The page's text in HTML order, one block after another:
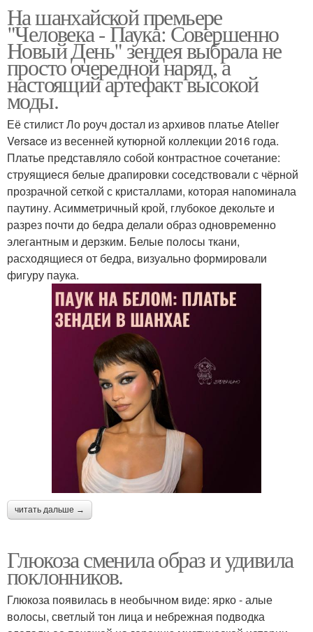
На шанхайской премьере
"Человека - Паука: Совершенно
Новый День" зендея выбрала не
просто очередной наряд, а
настоящий артефакт высокой
моды.
Её стилист Ло роуч достал из архивов платье Atelier
Versace из весенней кутюрной коллекции 2016 года.
Платье представляло собой контрастное сочетание:
струящиеся белые драпировки соседствовали с чёрной
прозрачной сеткой с кристаллами, которая напоминала
паутину. Асимметричный крой, глубокое декольте и
разрез почти до бедра делали образ одновременно
элегантным и дерзким. Белые полосы ткани,
расходящиеся от бедра, визуально формировали
фигуру паука.
читать дальше →
Глюкоза сменила образ и удивила
поклонников.
Глюкоза появилась в необычном виде: ярко - алые
волосы, светлый тон лица и небрежная подводка